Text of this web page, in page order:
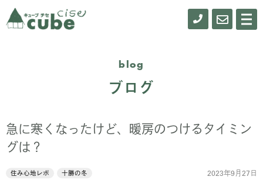
メ
ニ
0155- お
blog
ブログ
急に寒くなったけど、暖房のつけるタイミン
グは？
住み心地レポ 十勝の冬 2023年9月27日